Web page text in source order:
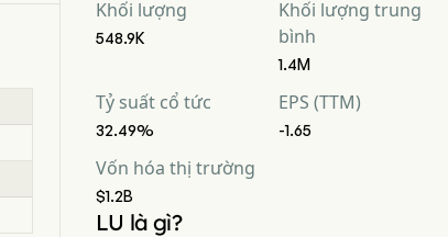
Khối lượng
548.9K
Khối lượng trung
bình
1.4M
Tỷ suất cổ tức
32.49%
EPS (TTM)
-1.65
Vốn hóa thị trường
$1.2B
LU là gì?